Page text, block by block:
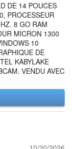
DE 14 POUCES
PROCESSEUR
8 GO RAM
MICRON 1300
10
DE
KABYLAKE
VENDU AVEC